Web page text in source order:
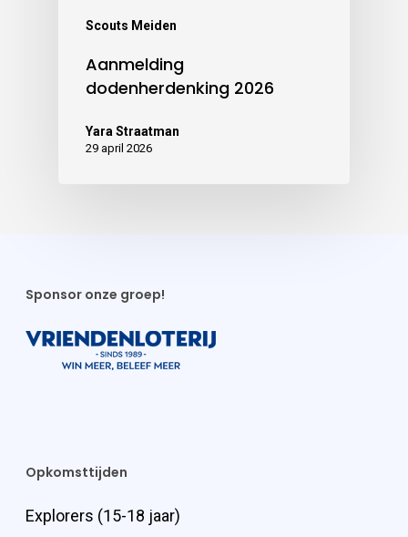
Scouts Meiden
Aanmelding
dodenherdenking 2026
Yara Straatman
29 april 2026
Sponsor onze groep!
Opkomsttijden
Explorers (15-18 jaar)